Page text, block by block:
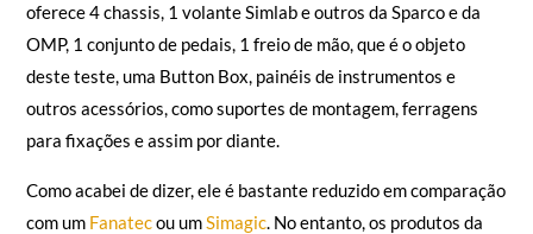
oferece 4 chassis, 1 volante Simlab e outros da Sparco e da
OMP, 1 conjunto de pedais, 1 freio de mão, que é o objeto
deste teste, uma Button Box, painéis de instrumentos e
outros acessórios, como suportes de montagem, ferragens
para fixações e assim por diante.
Como acabei de dizer, ele é bastante reduzido em comparação
com um Fanatecou umSimagic. No entanto, os produtos da